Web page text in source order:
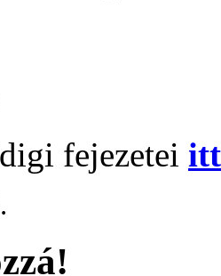
fejezetei